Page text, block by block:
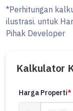
*Perhitungan
ilustrasi. untuk
Pihak Developer
Kalkulator
Harga Properti*